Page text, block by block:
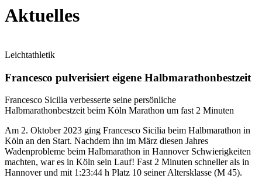
Aktuelles
Leichtathletik
Francesco pulverisiert eigene Halbmarathonbestzeit
Francesco Sicilia verbesserte seine persönliche
Halbmarathonbestzeit beim Köln Marathon um fast 2 Minuten
Am 2. Oktober 2023 ging Francesco Sicilia beim Halbmarathon in
Köln an den Start. Nachdem ihn im März diesen Jahres
Wadenprobleme beim Halbmarathon in Hannover Schwierigkeiten
machten, war es in Köln sein Lauf! Fast 2 Minuten schneller als in
Hannover und mit 1:23:44 h Platz 10 seiner Altersklasse (M 45).